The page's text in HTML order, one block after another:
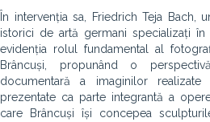
În intervenția sa, Friedrich Teja Bach,
istorici de artă germani specializați
evidenția rolul fundamental al
Brâncuși, propunând o
documentară a imaginilor
prezentate ca parte integrantă a
care Brâncuși își concepea